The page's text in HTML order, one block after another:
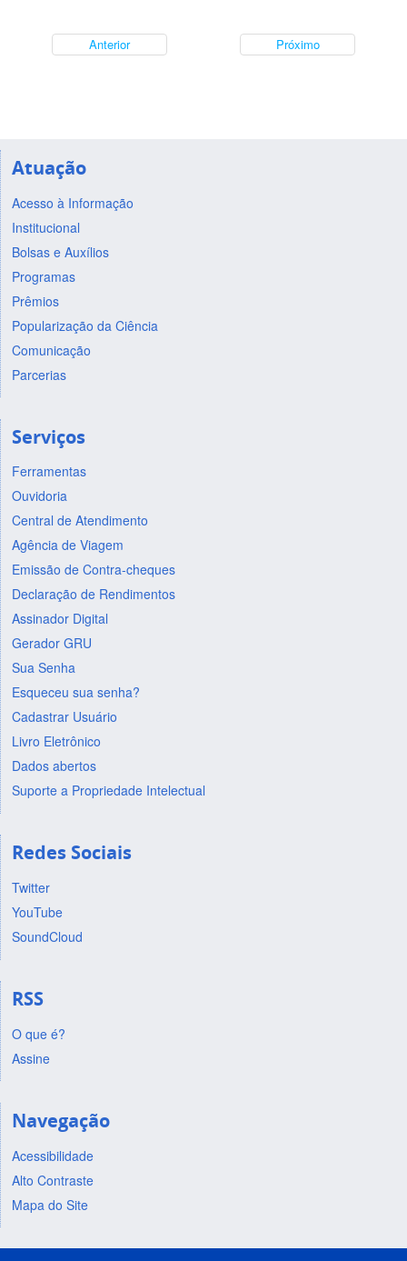
Anterior Próximo
Atuação
Acesso à Informação
Institucional
Bolsas e Auxílios
Programas
Prêmios
Popularização da Ciência
Comunicação
Parcerias
Serviços
Ferramentas
Ouvidoria
Central de Atendimento
Agência de Viagem
Emissão de Contra-cheques
Declaração de Rendimentos
Assinador Digital
Gerador GRU
Sua Senha
Esqueceu sua senha?
Cadastrar Usuário
Livro Eletrônico
Dados abertos
Suporte a Propriedade Intelectual
Redes Sociais
Twitter
YouTube
SoundCloud
RSS
O que é?
Assine
Navegação
Acessibilidade
Alto Contraste
Mapa do Site